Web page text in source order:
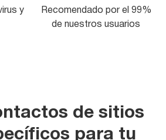
Pruebe gratis
y
Recomendado por el 99%
de nuestros usuarios
de sitios
para tu